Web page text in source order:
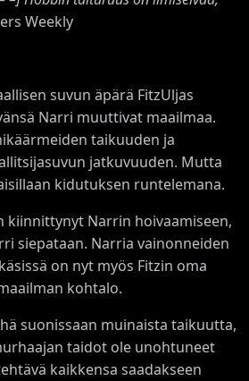
Weekly
suvun äpärä FitzUljas
Narri muuttivat maailmaa.
taikuuden ja
jatkuvuuden. Mutta
kidutuksen runtelemana.
kiinnittynyt Narrin hoivaamiseen,
siepataan. Narria vainonneiden
on nyt myös Fitzin oma
kohtalo.
suonissaan muinaista taikuutta,
taidot ole unohtuneet
kaikkensa saadakseen